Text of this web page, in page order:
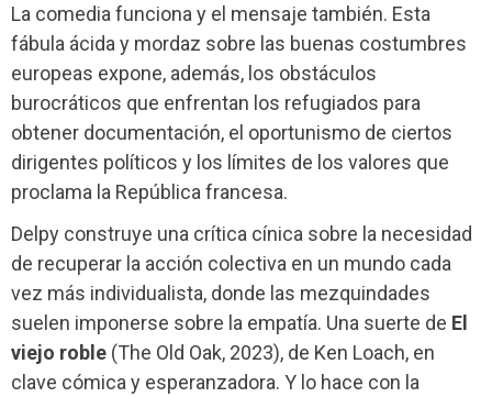
La comedia funciona y el mensaje también. Esta
fábula ácida y mordaz sobre las buenas costumbres
europeas expone, además, los obstáculos
burocráticos que enfrentan los refugiados para
obtener documentación, el oportunismo de ciertos
dirigentes políticos y los límites de los valores que
proclama la República francesa.
Delpy construye una crítica cínica sobre la necesidad
de recuperar la acción colectiva en un mundo cada
vez más individualista, donde las mezquindades
suelen imponerse sobre la empatía. Una suerte de El
viejo roble (The Old Oak, 2023), de Ken Loach, en
clave cómica y esperanzadora. Y lo hace con la